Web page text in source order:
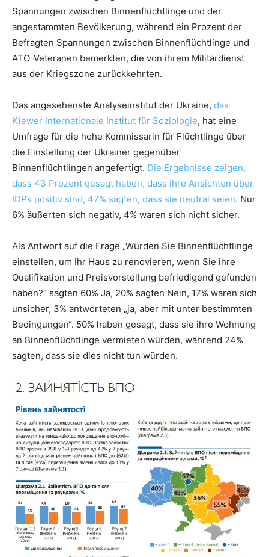
Spannungen zwischen Binnenflüchtlinge und der
angestammten Bevölkerung, während ein Prozent der
Befragten Spannungen zwischen Binnenflüchtlinge und
ATO-Veteranen bemerkten, die von ihrem Militärdienst
aus der Kriegszone zurückkehrten.
Das angesehenste Analyseinstitut der Ukraine, das
Kiewer Internationale Institut für Soziologie, hat eine
Umfrage für die hohe Kommissarin für Flüchtlinge über
die Einstellung der Ukrainer gegenüber
Binnenflüchtlingen angefertigt. Die Ergebnisse zeigen,
dass 43 Prozent gesagt haben, dass ihre Ansichten über
IDPs positiv sind, 47% sagten, dass sie neutral seien. Nur
6% äußerten sich negativ, 4% waren sich nicht sicher.
Als Antwort auf die Frage „Würden Sie Binnenflüchtlinge
einstellen, um Ihr Haus zu renovieren, wenn Sie ihre
Qualifikation und Preisvorstellung befriedigend gefunden
haben?“ sagten 60% Ja, 20% sagten Nein, 17% waren sich
unsicher, 3% antworteten „ja, aber mit unter bestimmten
Bedingungen“. 50% haben gesagt, dass sie ihre Wohnung
an Binnenflüchtlinge vermieten würden, während 24%
sagten, dass sie dies nicht tun würden.